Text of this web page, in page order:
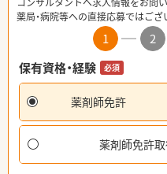
薬局・病院等への直接応募ではござ
1 2
保有資格・経験
必須
薬剤師免許
薬剤師免許取